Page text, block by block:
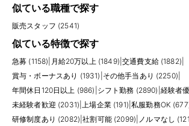
似ている職種で探す
販売スタッフ (2541)
似ている特徴で探す
急募 (1158) 月給20万以上 (1849) |交通費支給 (1882)
賞与・ボーナスあり (1931) その他手当あり (2250)
年間休日120日以上 (986) シフト勤務 (2890) 経験者
未経験者歓迎 (2031) |上場企業 (191) |私服勤務OK
研修制度あり (2082) |社割可能 (2099) ノルマなし